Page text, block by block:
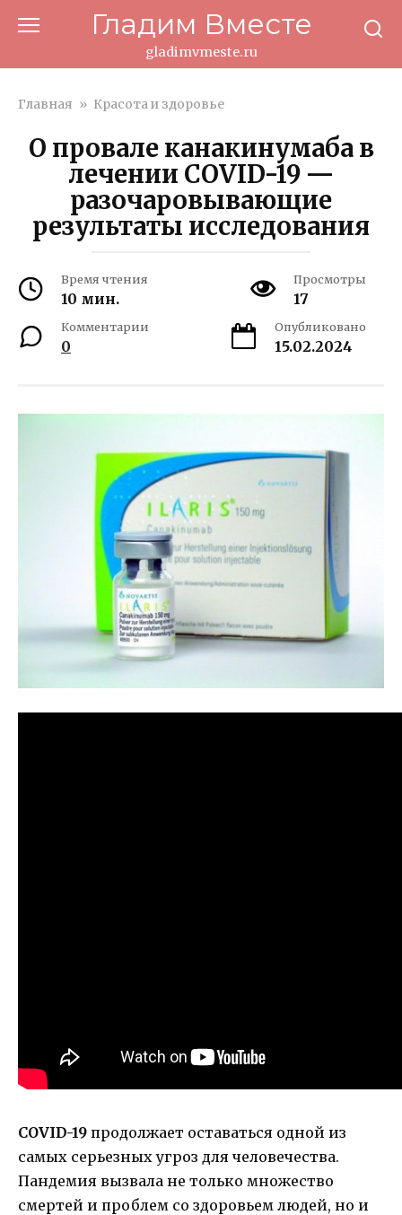
Гладим Вместе
gladimvmeste.ru
Главная » Красота и здоровье
О провале канакинумаба в
лечении COVID-19 —
разочаровывающие
результаты исследования
Время чтения
10 мин.
Просмотры
17
Комментарии
0
Опубликовано
15.02.2024
COVID-19 продолжает оставаться одной из
самых серьезных угроз для человечества.
Пандемия вызвала не только множество
смертей и проблем со здоровьем людей, но и